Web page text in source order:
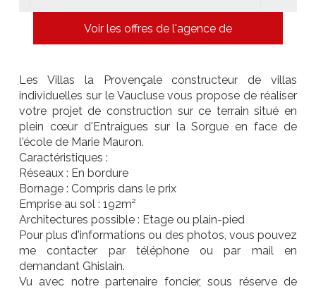
Voir les offres de l'agence de
Les Villas la Provençale constructeur de villas
individuelles sur le Vaucluse vous propose de réaliser
votre projet de construction sur ce terrain situé en
plein cœur d'Entraigues sur la Sorgue en face de
l'école de Marie Mauron.
Caractéristiques :
Réseaux : En bordure
Bornage : Compris dans le prix
Emprise au sol : 192m²
Architectures possible : Etage ou plain-pied
Pour plus d'informations ou des photos, vous pouvez
me contacter par téléphone ou par mail en
demandant Ghislain.
Vu avec notre partenaire foncier, sous réserve de